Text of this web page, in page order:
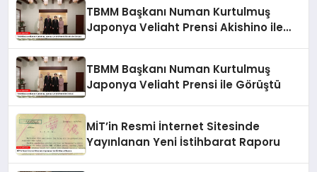
TBMM Başkanı Numan Kurtulmuş
Japonya Veliaht Prensi Akishino ile
TBMM Başkanı Numan Kurtulmuş
Japonya Veliaht Prensi ile Görüştü
MİT’in Resmi İnternet Sitesinde
Yayınlanan Yeni İstihbarat Raporu